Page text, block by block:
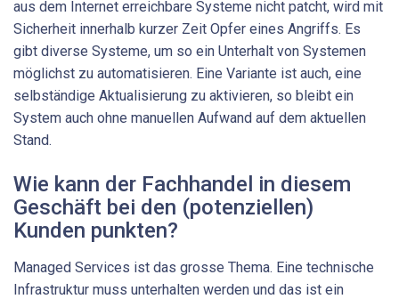
aus dem Internet erreichbare Systeme nicht patcht, wird mit
­Sicherheit innerhalb kurzer Zeit Opfer eines Angriffs. Es
gibt diverse Systeme, um so ein Unterhalt von Systemen
möglichst zu automatisieren. Eine Variante ist auch, eine
selbständige Aktualisierung zu aktivieren, so bleibt ein
System auch ohne manuellen Aufwand auf dem aktuellen
Stand.
Wie kann der Fachhandel in diesem
Geschäft bei den (potenziellen)
Kunden punkten?
Managed Services ist das grosse Thema. Eine technische
Infrastruktur muss unterhalten werden und das ist ein